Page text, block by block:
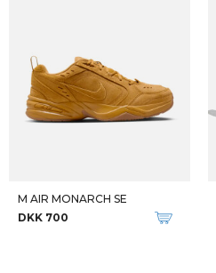
M AIR MONARCH SE
DKK 700